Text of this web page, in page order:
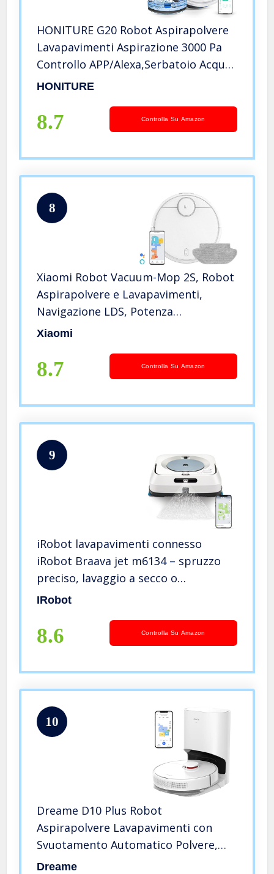
HONITURE G20 Robot Aspirapolvere
Lavapavimenti Aspirazione 3000 Pa
Controllo APP/Alexa,Serbatoio Acqua
Elettrico 2-in-1, Ideale per i Peli degli
Domestici/Pavimenti/Tappeti
HONITURE
8.7 Controlla Su Amazon
8
Xiaomi Robot Vacuum-Mop 2S, Robot
Aspirapolvere e Lavapavimenti,
Navigazione LDS, Potenza
d’Aspirazione da 2.200Pa, Batteria da
Controllo tramite App, Versione
Italiana
Xiaomi
8.7 Controlla Su Amazon
9
iRobot lavapavimenti connesso
iRobot Braava jet m6134 – spruzzo
preciso, lavaggio a secco o
spazzamento, compatibile Roomba
IRobot
8.6 Controlla Su Amazon
10
Dreame D10 Plus Robot
Aspirapolvere Lavapavimenti con
Svuotamento Automatico Polvere,
Navigazione LiDAR Rilevamento
Dreame